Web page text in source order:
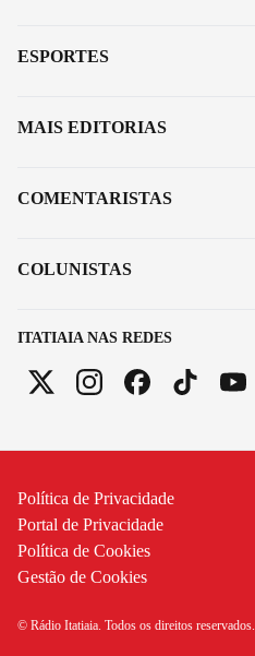
ITATIAIA NAS REDES
ESPORTES
MAIS EDITORIAS
COMENTARISTAS
COLUNISTAS
Política de Privacidade
Portal de Privacidade
Política de Cookies
Gestão de Cookies
© Rádio Itatiaia. Todos os direitos reservados.